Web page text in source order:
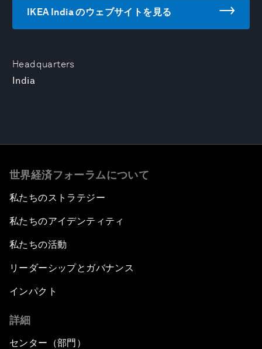
Headquarters
India
IKEA India のウェブサイトを見る
世界経済フォーラムについて
私たちのストラテジー
私たちのアイデンティティ
私たちの活動
リーダーシップとガバナンス
インパクト
詳細
センター（部門）